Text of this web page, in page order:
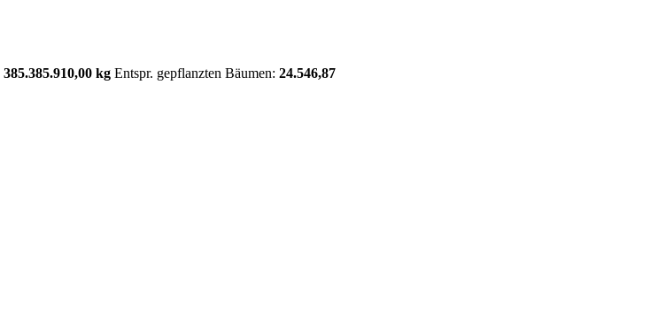
385.385.910,00 kg Entspr. gepflanzten Bäumen: 24.546,87